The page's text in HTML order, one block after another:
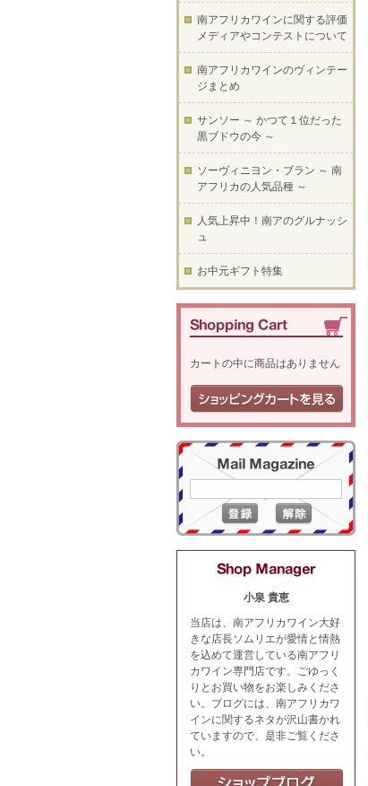
南アフリカワインに関する評価
メディアやコンテストについて
南アフリカワインのヴィンテー
ジまとめ
サンソー ～ かつて１位だった
黒ブドウの今 ～
ソーヴィニヨン・ブラン ～ 南
アフリカの人気品種 ～
人気上昇中！南アのグルナッシ
ュ
お中元ギフト特集
カートの中に商品はありません
小泉 貴恵
当店は、南アフリカワイン大好
きな店長ソムリエが愛情と情熱
を込めて運営している南アフリ
カワイン専門店です。ごゆっく
りとお買い物をお楽しみくださ
い。ブログには、南アフリカワ
インに関するネタが沢山書かれ
ていますので、是非ご覧くださ
い。